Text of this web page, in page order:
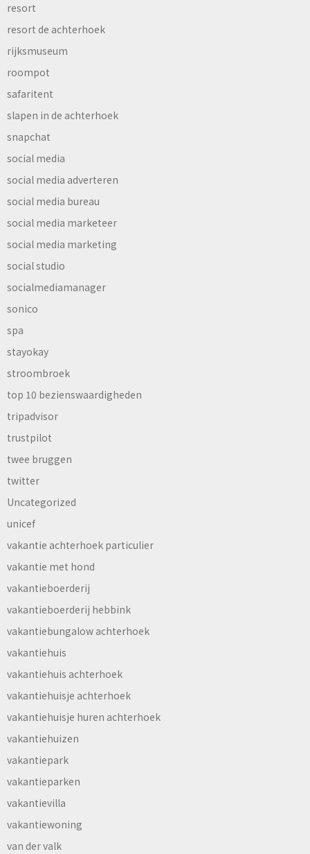
resort
resort de achterhoek
rijksmuseum
roompot
safaritent
slapen in de achterhoek
snapchat
social media
social media adverteren
social media bureau
social media marketeer
social media marketing
social studio
socialmediamanager
sonico
spa
stayokay
stroombroek
top 10 bezienswaardigheden
tripadvisor
trustpilot
twee bruggen
twitter
Uncategorized
unicef
vakantie achterhoek particulier
vakantie met hond
vakantieboerderij
vakantieboerderij hebbink
vakantiebungalow achterhoek
vakantiehuis
vakantiehuis achterhoek
vakantiehuisje achterhoek
vakantiehuisje huren achterhoek
vakantiehuizen
vakantiepark
vakantieparken
vakantievilla
vakantiewoning
van der valk